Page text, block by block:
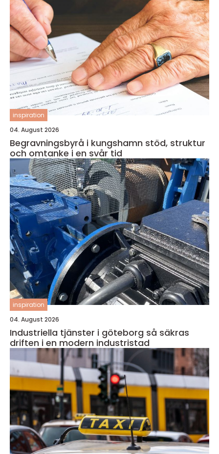
inspiration
04. August 2026
Begravningsbyrå i kungshamn stöd, struktur
och omtanke i en svår tid
inspiration
04. August 2026
Industriella tjänster i göteborg så säkras
driften i en modern industristad